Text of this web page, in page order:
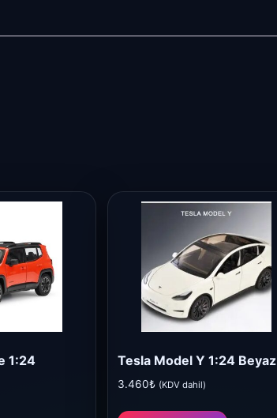
1:24
Tesla Model Y 1:24 Beyaz
3.460₺ (KDV dahil)